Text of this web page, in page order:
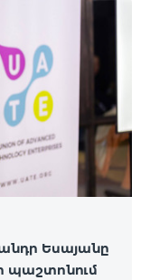
Բիզնես»,
Եսայանը
պաշտոնում